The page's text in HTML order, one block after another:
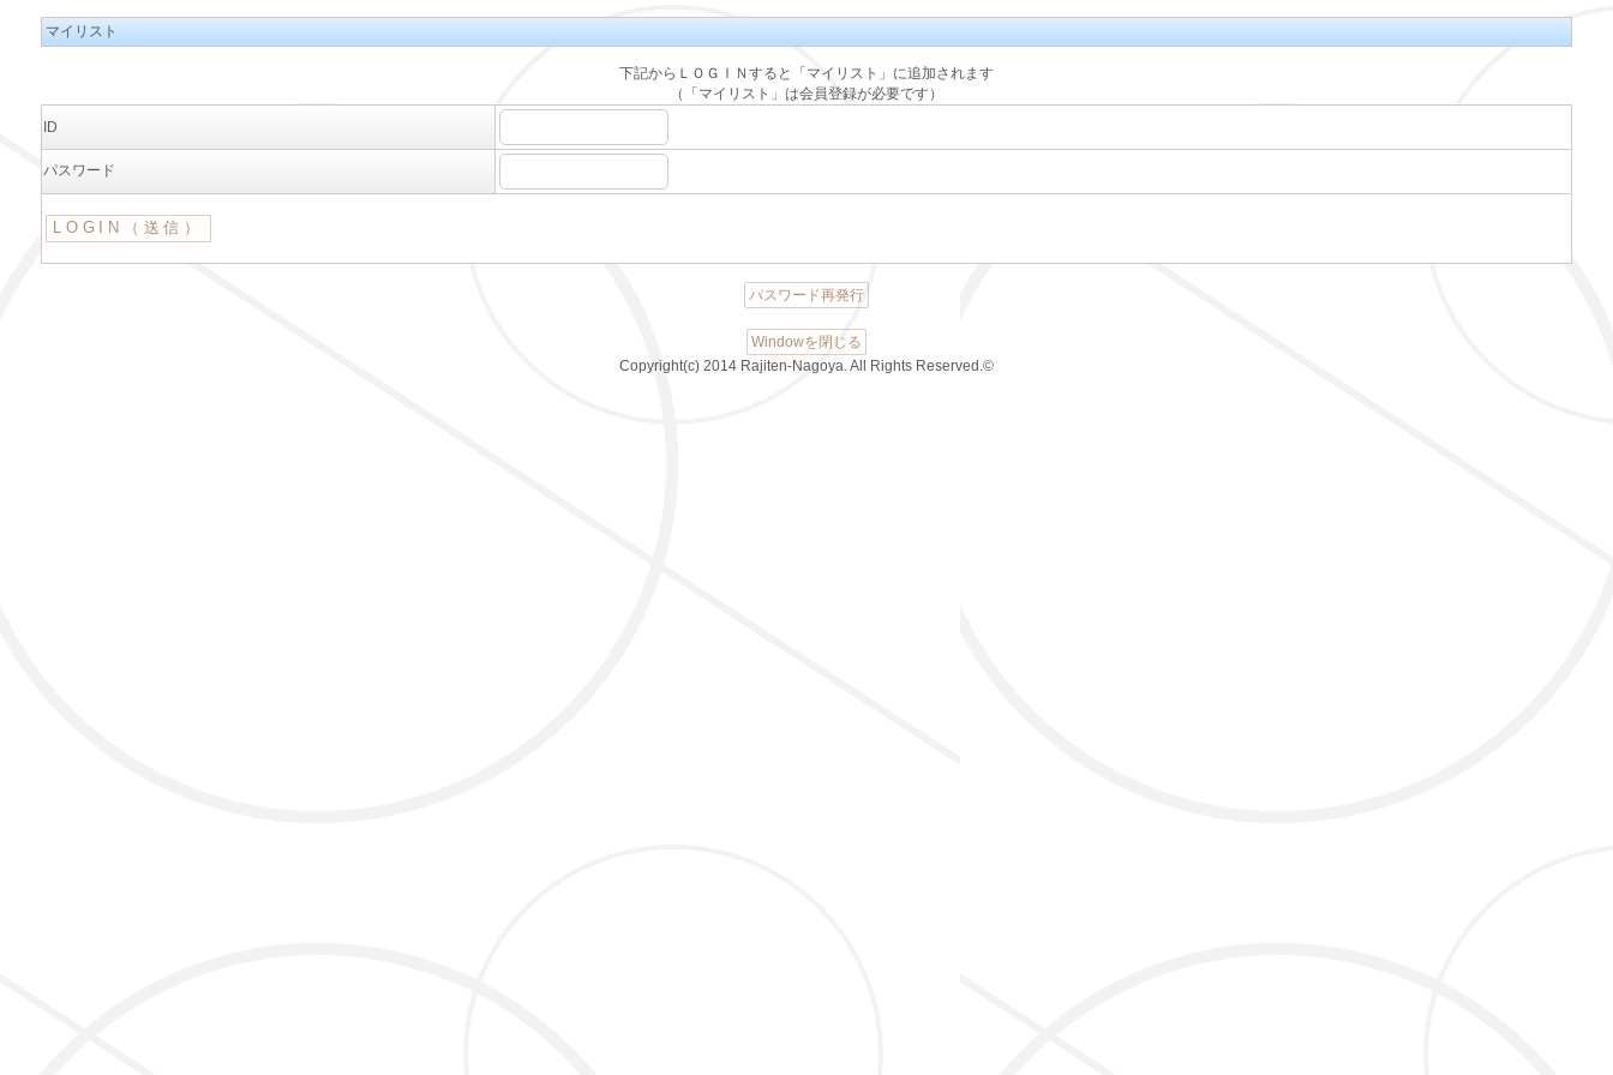
マイリスト
下記からＬＯＧＩＮすると「マイリスト」に追加されます
（「マイリスト」は会員登録が必要です）
ID
パスワード
パスワード再発行
Windowを閉じる
Copyright(c) 2014 Rajiten-Nagoya. All Rights Reserved.©